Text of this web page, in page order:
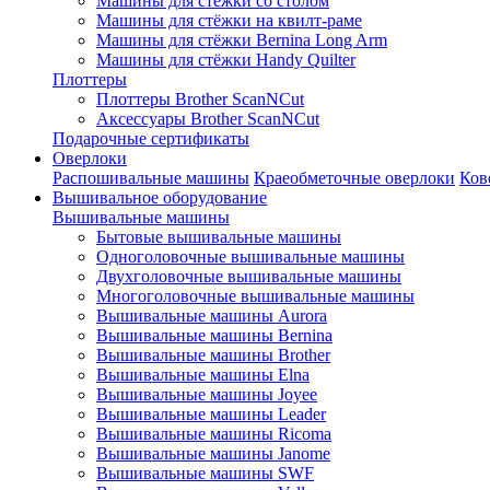
Машины для стёжки на квилт-раме
Машины для стёжки Bernina Long Arm
Машины для стёжки Handy Quilter
Плоттеры
Плоттеры Brother ScanNCut
Аксессуары Brother ScanNCut
Подарочные сертификаты
Оверлоки
Распошивальные машины Краеобметочные оверлоки
Вышивальное оборудование
Вышивальные машины
Бытовые вышивальные машины
Одноголовочные вышивальные машины
Двухголовочные вышивальные машины
Многоголовочные вышивальные машины
Вышивальные машины Aurora
Вышивальные машины Bernina
Вышивальные машины Brother
Вышивальные машины Elna
Вышивальные машины Joyee
Вышивальные машины Leader
Вышивальные машины Ricoma
Вышивальные машины Janome
Вышивальные машины SWF